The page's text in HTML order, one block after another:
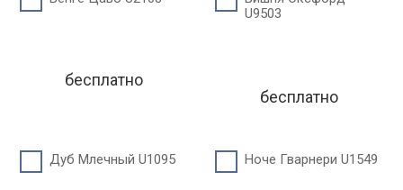
бесплатно
U9503
бесплатно
Дуб Млечный U1095 Ноче Гварнери U1549